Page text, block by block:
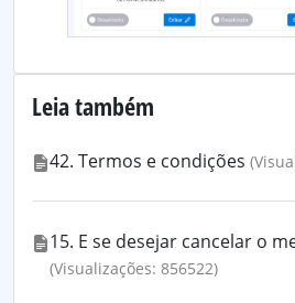
Leia também
42. Termos e condições
15. E se desejar cancelar o
(Visualizações: 856522)